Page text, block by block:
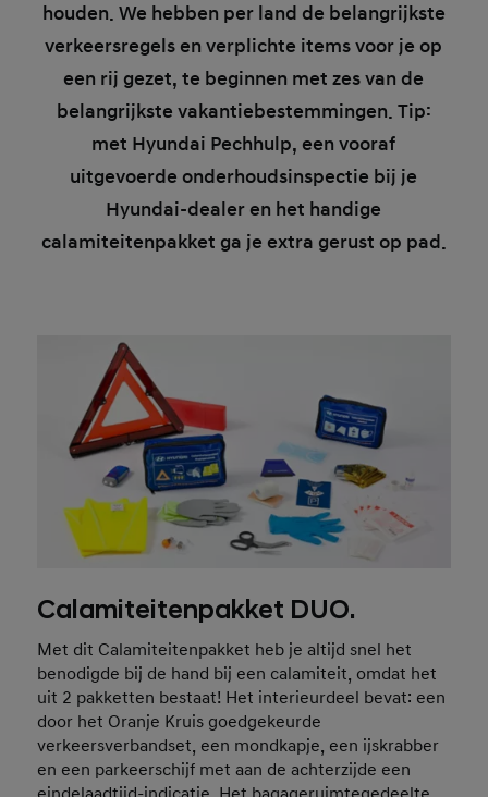
houden. We hebben per land de belangrijkste
verkeersregels en verplichte items voor je op
een rij gezet, te beginnen met zes van de
belangrijkste vakantiebestemmingen. Tip:
met Hyundai Pechhulp, een vooraf
uitgevoerde onderhoudsinspectie bij je
Hyundai-dealer en het handige
calamiteitenpakket ga je extra gerust op pad.
Calamiteitenpakket DUO.
Met dit Calamiteitenpakket heb je altijd snel het
benodigde bij de hand bij een calamiteit, omdat het
uit 2 pakketten bestaat! Het interieurdeel bevat: een
door het Oranje Kruis goedgekeurde
verkeersverbandset, een mondkapje, een ijskrabber
en een parkeerschijf met aan de achterzijde een